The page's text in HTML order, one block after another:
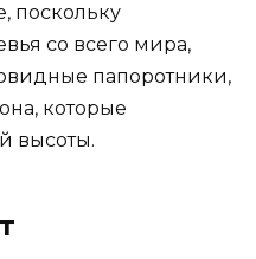
поскольку
со всего мира,
папоротники,
которые
высоты.